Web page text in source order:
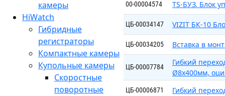
камеры
HiWatch
Гибридные
регистраторы
Компактные камеры
Купольные камеры
Скоростные
поворотные
00-00004574 TS-БУЗ. Блок
ЦБ-00034147 VIZIT БК-10
ЦБ-00034205 Вставка в
ЦБ-00007784
Гибкий
Ø8х400мм,
ЦБ-00006871 Гибкий